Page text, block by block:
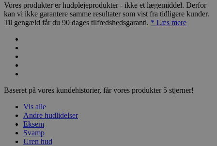
Vores produkter er hudplejeprodukter - ikke et lægemiddel. Derfor
kan vi ikke garantere samme resultater som vist fra tidligere kunder.
Til gengæld får du 90 dages tilfredshedsgaranti. * Læs mere
Baseret på vores kundehistorier, får vores produkter 5 stjerner!
Vis alle
Andre hudlidelser
Eksem
Svamp
Uren hud